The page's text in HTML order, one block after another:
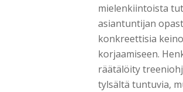
mielenkiintoista
asiantuntijan
konkreettisia
korjaamiseen.
räätälöity
tylsältä tuntuvia,